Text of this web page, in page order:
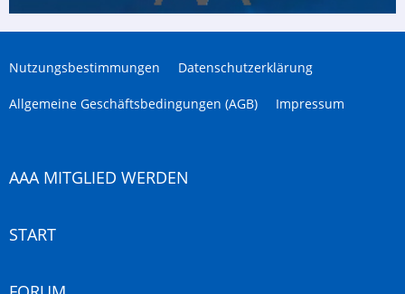
Nutzungsbestimmungen Datenschutzerklärung
Allgemeine Geschäftsbedingungen (AGB) Impressum
AAA MITGLIED WERDEN
START